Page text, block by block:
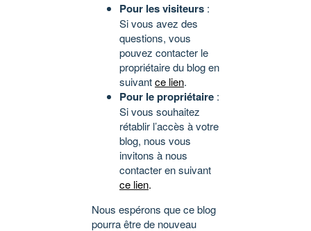
Pour les visiteurs :
Si vous avez des
questions, vous
pouvez contacter le
propriétaire du blog en
suivantce lien.
Pour le propriétaire :
Si vous souhaitez
rétablir l’accès à votre
blog, nous vous
invitons à nous
contacter en suivant
ce lien.
Nous espérons que ce blog
pourra être de nouveau